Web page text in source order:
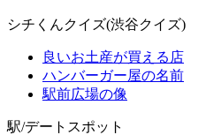
シチくんクイズ(渋谷クイズ)
良いお土産が買える店
ハンバーガー屋の名前
駅前広場の像
駅/デートスポット